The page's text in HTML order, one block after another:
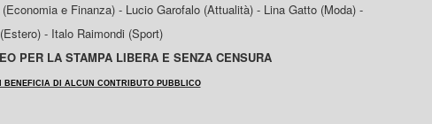
e Finanza) - Lucio Garofalo (Attualità) - Lina Gatto (Moda) -
- Italo Raimondi (Sport)
PER LA STAMPA LIBERA E SENZA CENSURA
BENEFICIA DI ALCUN CONTRIBUTO PUBBLICO